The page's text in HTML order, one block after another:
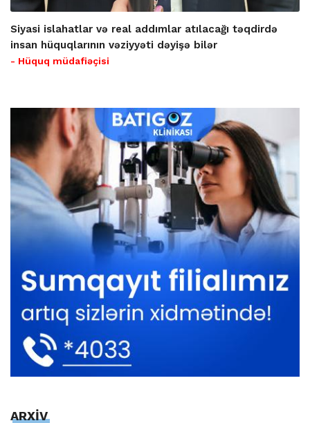
Siyasi islahatlar və real addımlar atılacağı təqdirdə
insan hüquqlarının vəziyyəti dəyişə bilər
- Hüquq müdafiəçisi
ARXİV